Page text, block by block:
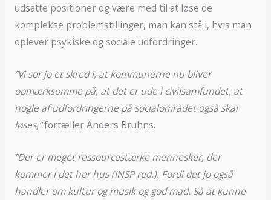
udsatte positioner og være med til at løse de
komplekse problemstillinger, man kan stå i, hvis man
oplever psykiske og sociale udfordringer.
”Vi ser jo et skred i, at kommunerne nu bliver
opmærksomme på, at det er ude i civilsamfundet, at
nogle af udfordringerne på socialområdet også skal
løses,”fortæller Anders Bruhns.
”Der er meget ressourcestærke mennesker, der
kommer i det her hus (INSP red.). Fordi det jo også
handler om kultur og musik og god mad. Så at kunne